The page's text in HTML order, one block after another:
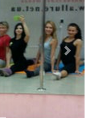
Next